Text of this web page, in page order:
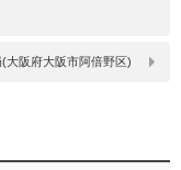
大阪府大阪市阿倍野区)